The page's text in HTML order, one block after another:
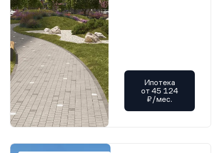
Ипотека
от 45 124
₽/мес.